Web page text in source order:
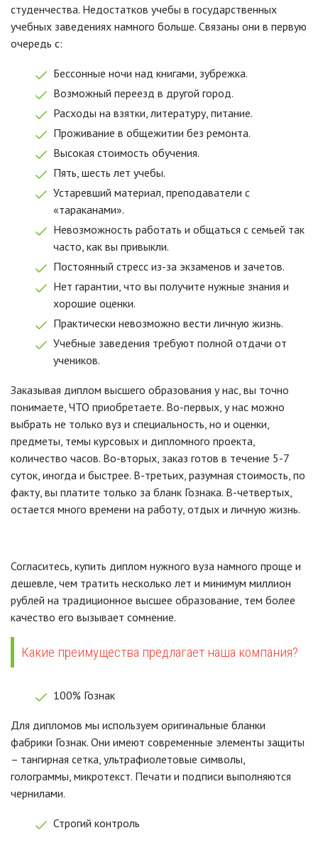
студенчества. Недостатков учебы в государственных
учебных заведениях намного больше. Связаны они в первую
очередь с:
Бессонные ночи над книгами, зубрежка.
Возможный переезд в другой город.
Расходы на взятки, литературу, питание.
Проживание в общежитии без ремонта.
Высокая стоимость обучения.
Пять, шесть лет учебы.
Устаревший материал, преподаватели с
«тараканами».
Невозможность работать и общаться с семьей так
часто, как вы привыкли.
Постоянный стресс из-за экзаменов и зачетов.
Нет гарантии, что вы получите нужные знания и
хорошие оценки.
Практически невозможно вести личную жизнь.
Учебные заведения требуют полной отдачи от
учеников.
Заказывая диплом высшего образования у нас, вы точно
понимаете, ЧТО приобретаете. Во-первых, у нас можно
выбрать не только вуз и специальность, но и оценки,
предметы, темы курсовых и дипломного проекта,
количество часов. Во-вторых, заказ готов в течение 5-7
суток, иногда и быстрее. В-третьих, разумная стоимость, по
факту, вы платите только за бланк Гознака. В-четвертых,
остается много времени на работу, отдых и личную жизнь.
Согласитесь, купить диплом нужного вуза намного проще и
дешевле, чем тратить несколько лет и минимум миллион
рублей на традиционное высшее образование, тем более
качество его вызывает сомнение.
Какие преимущества предлагает наша компания?
100% Гознак
Для дипломов мы используем оригинальные бланки
фабрики Гознак. Они имеют современные элементы защиты
– тангирная сетка, ультрафиолетовые символы,
голограммы, микротекст. Печати и подписи выполняются
чернилами.
Строгий контроль